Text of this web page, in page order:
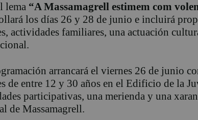
lema “A Massamagrell estimem com
los días 26 y 28 de junio e incluirá
actividades familiares, una actuación
arrancará el viernes 26 de junio
de entre 12 y 30 años en el Edificio de la
participativas, una merienda y una
de Massamagrell.